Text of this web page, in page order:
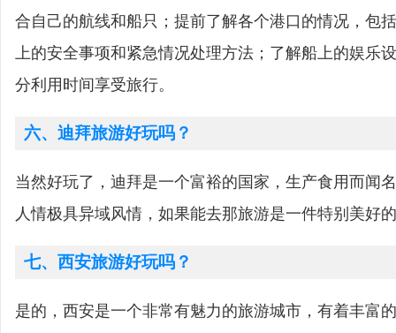
合自己的航线和船只；提前了解各个港口的情况，包
上的安全事项和紧急情况处理方法；了解船上的娱乐
分利用时间享受旅行。
六、迪拜旅游好玩吗？
当然好玩了，迪拜是一个富裕的国家，生产食用而闻
人情极具异域风情，如果能去那旅游是一件特别美好
七、西安旅游好玩吗？
是的，西安是一个非常有魅力的旅游城市，有着丰富